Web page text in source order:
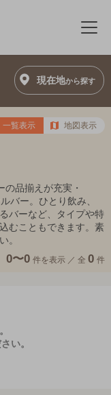
メ
現在地から探す
一覧表示 地図表示
品揃えが充実・
バー。ひとり飲み、
バーなど、タイプや特
むこともできます。素
。
0〜0 件を表示 ／ 全 0 件
い。